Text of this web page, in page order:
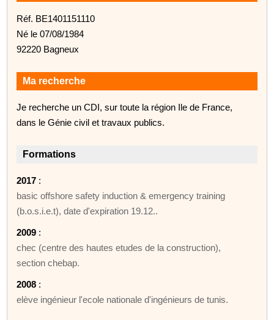
Réf. BE1401151110
Né le 07/08/1984
92220 Bagneux
Ma recherche
Je recherche un CDI, sur toute la région Ile de France,
dans le Génie civil et travaux publics.
Formations
2017 :
basic offshore safety induction & emergency training
(b.o.s.i.e.t), date d'expiration 19.12..
2009 :
chec (centre des hautes etudes de la construction),
section chebap.
2008 :
elève ingénieur l'ecole nationale d'ingénieurs de tunis.